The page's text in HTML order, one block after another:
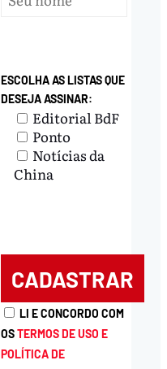
ESCOLHA AS LISTAS QUE
DESEJA ASSINAR:
Editorial BdF
Ponto
Notícias da
China
LI E CONCORDO COM
OSTERMOS DE USO E
POLÍTICA DE